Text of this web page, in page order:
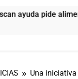
dinero o
Una